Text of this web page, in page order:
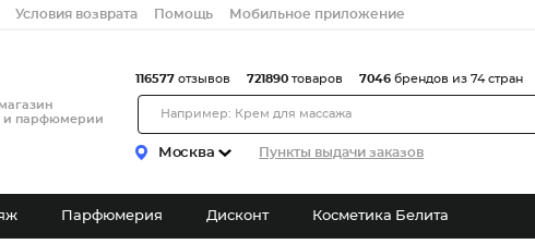
Условия возврата Помощь Мобильное приложение
и парфюмерии
Москва Пункты выдачи заказов
116577 отзывов 721890 товаров 7046 брендов из 74 стран
Парфюмерия Дисконт Косметика Белита